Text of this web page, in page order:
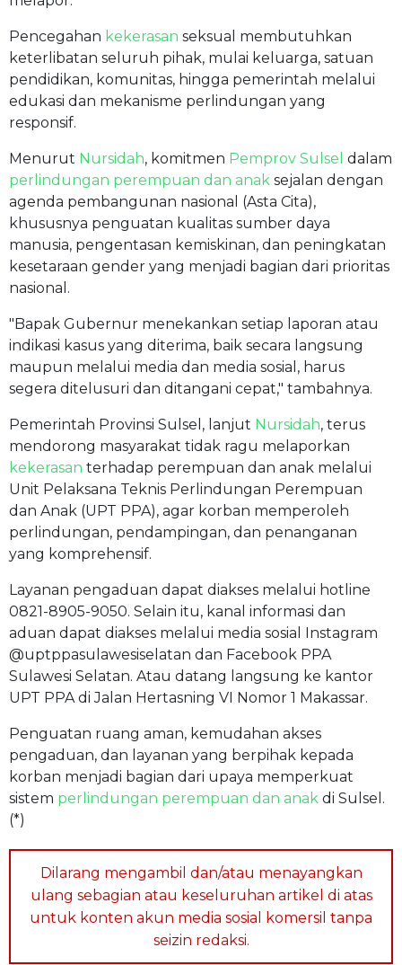
Pencegahan kekerasan seksual membutuhkan
keterlibatan seluruh pihak, mulai keluarga, satuan
pendidikan, komunitas, hingga pemerintah melalui
edukasi dan mekanisme perlindungan yang
responsif.
Menurut Nursidah, komitmen Pemprov Sulsel dalam
perlindungan perempuan dan anak sejalan dengan
agenda pembangunan nasional (Asta Cita),
khususnya penguatan kualitas sumber daya
manusia, pengentasan kemiskinan, dan peningkatan
kesetaraan gender yang menjadi bagian dari prioritas
nasional.
"Bapak Gubernur menekankan setiap laporan atau
indikasi kasus yang diterima, baik secara langsung
maupun melalui media dan media sosial, harus
segera ditelusuri dan ditangani cepat," tambahnya.
Pemerintah Provinsi Sulsel, lanjut Nursidah, terus
mendorong masyarakat tidak ragu melaporkan
kekerasan terhadap perempuan dan anak melalui
Unit Pelaksana Teknis Perlindungan Perempuan
dan Anak (UPT PPA), agar korban memperoleh
perlindungan, pendampingan, dan penanganan
yang komprehensif.
Layanan pengaduan dapat diakses melalui hotline
0821-8905-9050. Selain itu, kanal informasi dan
aduan dapat diakses melalui media sosial Instagram
@uptppasulawesiselatan dan Facebook PPA
Sulawesi Selatan. Atau datang langsung ke kantor
UPT PPA di Jalan Hertasning VI Nomor 1 Makassar.
Penguatan ruang aman, kemudahan akses
pengaduan, dan layanan yang berpihak kepada
korban menjadi bagian dari upaya memperkuat
sistem perlindungan perempuan dan anak di Sulsel.
(*)
Dilarang mengambil dan/atau menayangkan
ulang sebagian atau keseluruhan artikel di atas
untuk konten akun media sosial komersil tanpa
seizin redaksi.